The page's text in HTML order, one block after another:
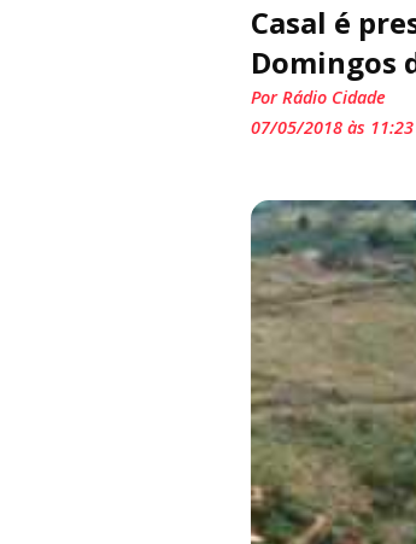
Casal é
Domingos
Por Rádio Cidade
07/05/2018 às 11:23